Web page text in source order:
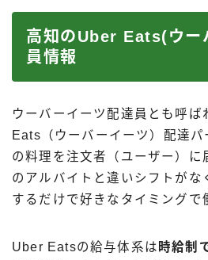
高知のUber Eats(ウー
員情報
ウーバーイーツ配達員とも呼ば
Eats（ウーバーイーツ）配達パ
の料理を注文者（ユーザー）に
のアルバイトと違いシフトがな
するだけで好きなタイミングで
Uber Eatsの給与体系は 時給制